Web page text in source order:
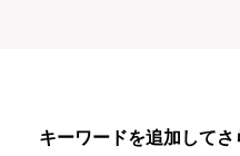
キーワードを追加して